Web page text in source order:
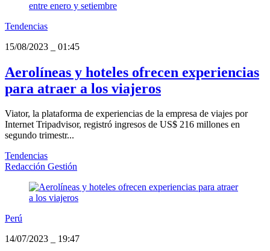
Tendencias
15/08/2023
01:45
Aerolíneas y hoteles ofrecen experiencias
para atraer a los viajeros
Viator, la plataforma de experiencias de la empresa de viajes por
Internet Tripadvisor, registró ingresos de US$ 216 millones en
segundo trimestr...
Tendencias
Redacción Gestión
Perú
14/07/2023
19:47